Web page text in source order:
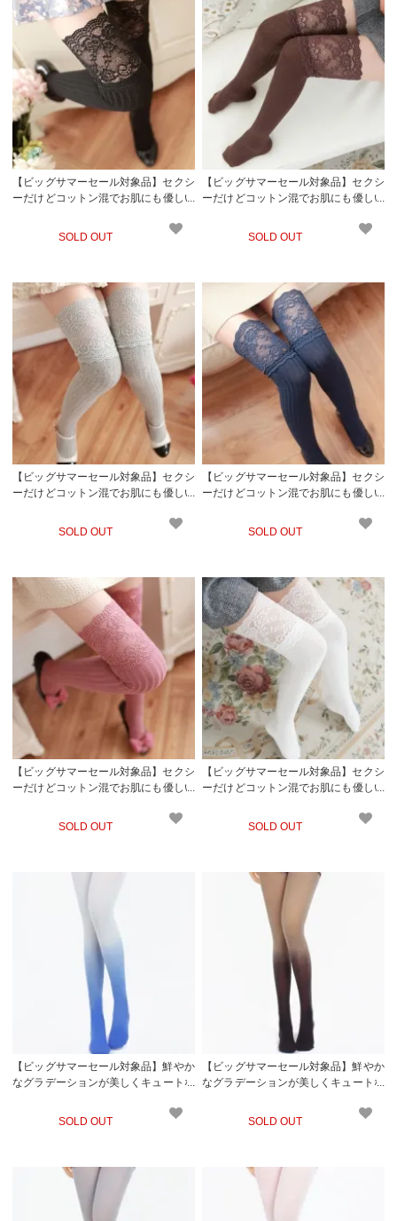
【ビッグサマーセール対象品】セクシ
ーだけどコットン混でお肌にも優しい
OCKS) ブラック
SOLD OUT
【ビッグサマーセール対象品】セクシ
ーだけどコットン混でお肌にも優しい
OCKS) ブラウン
SOLD OUT
【ビッグサマーセール対象品】セクシ
ーだけどコットン混でお肌にも優しい
OCKS) グレー
SOLD OUT
【ビッグサマーセール対象品】セクシ
ーだけどコットン混でお肌にも優しい
OCKS) ネイビー
SOLD OUT
【ビッグサマーセール対象品】セクシ
ーだけどコットン混でお肌にも優しい
OCKS) ピンク
SOLD OUT
【ビッグサマーセール対象品】セクシ
ーだけどコットン混でお肌にも優しい
OCKS) ホワイト
SOLD OUT
【ビッグサマーセール対象品】鮮やか
なグラデーションが美しくキュートな
SOLD OUT
【ビッグサマーセール対象品】鮮やか
なグラデーションが美しくキュートな
SOLD OUT